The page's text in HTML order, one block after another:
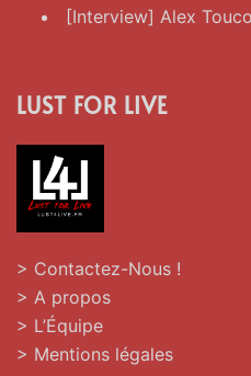
[Interview] Alex
LUST FOR LIVE
> Contactez-Nous !
> A propos
> L’Équipe
> Mentions légales